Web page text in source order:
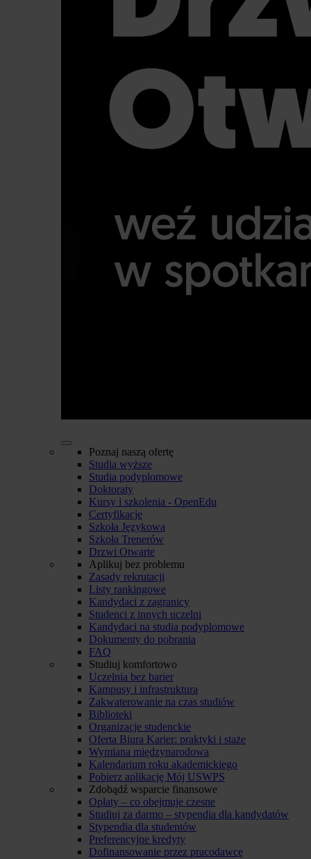
Poznaj naszą ofertę
Studia wyższe
Studia podyplomowe
Doktoraty
Kursy i szkolenia - OpenEdu
Certyfikacje
Szkoła Językowa
Szkoła Trenerów
Drzwi Otwarte
Aplikuj bez problemu
Zasady rekrutacji
Listy rankingowe
Kandydaci z zagranicy
Studenci z innych uczelni
Kandydaci na studia podyplomowe
Dokumenty do pobrania
FAQ
Studiuj komfortowo
Uczelnia bez barier
Kampusy i infrastruktura
Zakwaterowanie na czas studiów
Biblioteki
Organizacje studenckie
Oferta Biura Karier: praktyki i staże
Wymiana międzynarodowa
Kalendarium roku akademickiego
Pobierz aplikację Mój USWPS
Zdobądź wsparcie finansowe
Opłaty – co obejmuje czesne
Studiuj za darmo – stypendia dla kandydatów
Stypendia dla studentów
Preferencyjne kredyty
Dofinansowanie przez pracodawcę